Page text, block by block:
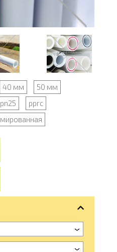
40 мм
50 мм
pn25
pprc